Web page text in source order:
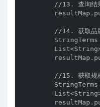
//13. 查询结
//14. 获取品
//15. 获取规